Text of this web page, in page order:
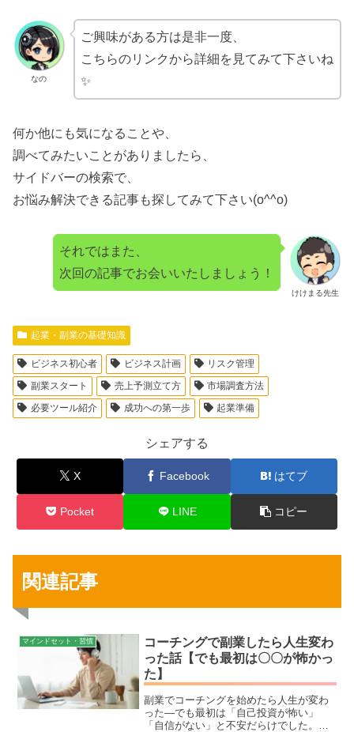
なの
ご興味がある方は是非一度、
こちらのリンクから詳細を見てみて下さいね
✨
何か他にも気になることや、
調べてみたいことがありましたら、
サイドバーの検索で、
お悩み解決できる記事も探してみて下さい(o^^o)
けけまる先生
それではまた、
次回の記事でお会いいたしましょう！
起業・副業の基礎知識
ビジネス初心者 ビジネス計画
リスク管理
副業スタート
売上予測立て方
市場調査方法
必要ツール紹介
成功への第一歩 起業準備
シェアする
X Facebook はてブ
Pocket LINE コピー
関連記事
マインドセット・習慣
コーチングで副業したら人生変わ
った話【でも最初は〇〇が怖かっ
た】
副業でコーチングを始めたら人生が変わ
った—でも最初は「自己投資が怖い」
「自信がない」と不安だらけでした。こ